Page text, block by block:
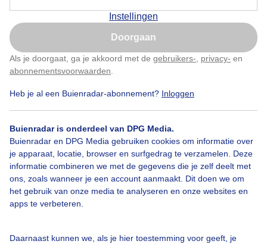
Instellingen
Doorgaan
Als je doorgaat, ga je akkoord met de gebruikers- privacy- en
abonnementsvoorwaarden
Heb je al een Buienradar-abonnement? Inloggen
Buienradar is onderdeel van DPG Media.
Buienradar en DPG Media gebruiken cookies om informatie over
je apparaat, locatie, browser en surfgedrag te verzamelen. Deze
informatie combineren we met de gegevens die je zelf deelt met
ons, zoals wanneer je een account aanmaakt. Dit doen we om
het gebruik van onze media te analyseren en onze websites en
apps te verbeteren.
Daarnaast kunnen we, als je hier toestemming voor geeft, je
Het bleef droog vandaag ,met zon ,wind en bewolking
Door: Nellie Bartels Gemaakt: 18-05-2026, 31x bekeken
Bekijk slideshow
Nu niet, misschien later
Klik hierom dit aan te passen